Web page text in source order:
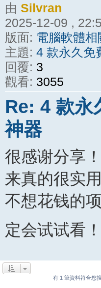
由 Silvran
2025-12-09 ,
版面: 電腦軟體相
主題: 4 款永久免
回覆: 3
觀看: 3055
Re: 4 款永
神器
很感谢分享
来真的很实
不想花钱的
定会试试看！
有 1 筆資料符合您